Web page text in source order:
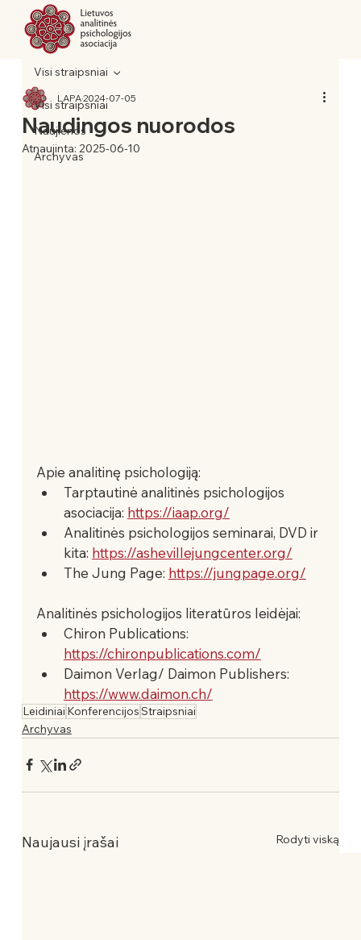
Visi straipsniai
Naujienos
Archyvas
Visi straipsniai
Naudingos nuorodos
LAPA2024-07-05
Atnaujinta: 2025-06-10
Apie analitinę psichologiją:
Tarptautinė analitinės psichologijos
asociacija: https://iaap.org/
Analitinės psichologijos seminarai, DVD ir
kita: https://ashevillejungcenter.org/
The Jung Page: https://jungpage.org/
Analitinės psichologijos literatūros leidėjai:
Chiron Publications:
https://chironpublications.com/
Daimon Verlag/ Daimon Publishers:
https://www.daimon.ch/
Leidiniai KonferencijosStraipsniai
Archyvas
Naujausi įrašai Rodyti viską